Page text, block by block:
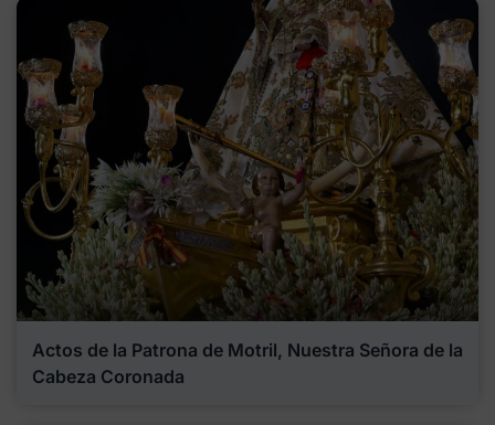
Actos de la Patrona de Motril, Nuestra Señora de la
Cabeza Coronada